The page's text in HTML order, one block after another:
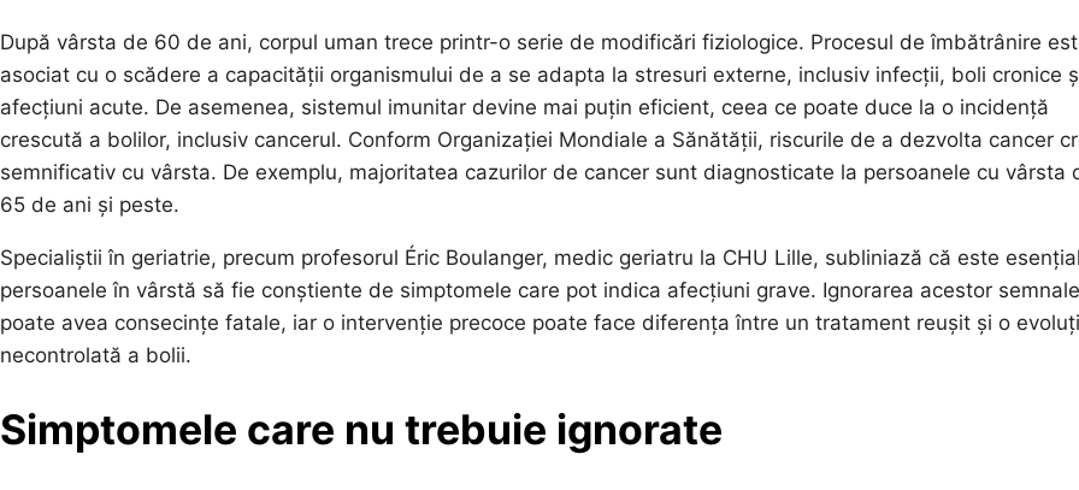
După vârsta de 60 de ani, corpul uman trece printr-o serie de modificări fiziologice. Procesul de îmbătrânire
asociat cu o scădere a capacității organismului de a se adapta la stresuri externe, inclusiv infecții, boli cronice
afecțiuni acute. De asemenea, sistemul imunitar devine mai puțin eficient, ceea ce poate duce la o incidență
crescută a bolilor, inclusiv cancerul. Conform Organizației Mondiale a Sănătății, riscurile de a dezvolta cancer
semnificativ cu vârsta. De exemplu, majoritatea cazurilor de cancer sunt diagnosticate la persoanele cu vârsta
65 de ani și peste.
Specialiștii în geriatrie, precum profesorul Éric Boulanger, medic geriatru la CHU Lille, subliniază că este
persoanele în vârstă să fie conștiente de simptomele care pot indica afecțiuni grave. Ignorarea acestor semnale
poate avea consecințe fatale, iar o intervenție precoce poate face diferența între un tratament reușit și o
necontrolată a bolii.
Simptomele care nu trebuie ignorate